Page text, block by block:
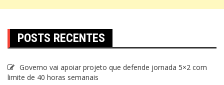
POSTS RECENTES
Governo vai apoiar projeto que defende jornada 5×2 com
limite de 40 horas semanais